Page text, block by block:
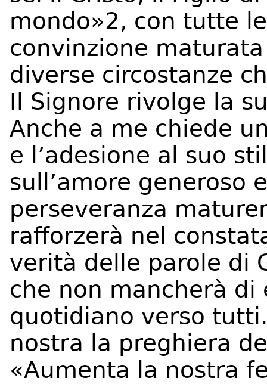
mondo»2, con tutte
convinzione
diverse circostanze
Il Signore rivolge la
Anche a me chiede
e l’adesione al suo
sull’amore generoso
perseveranza
rafforzerà nel
verità delle parole di
che non mancherà
quotidiano verso
nostra la preghiera
«Aumenta la nostra